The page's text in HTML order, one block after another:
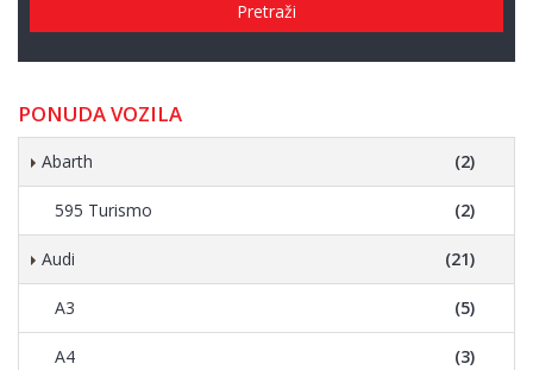
Pretraži
PONUDA VOZILA
Abarth (2)
595 Turismo (2)
Audi (21)
A3 (5)
A4 (3)